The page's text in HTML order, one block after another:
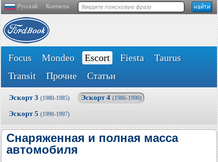
Русский Контакты
Focus Mondeo Escort Fiesta
Taurus
Transit
Прочие Статьи
Эскорт 3 (1980-1985) Эскорт 4 (1986-1990)
Эскорт 5 (1990-1997)
Снаряженная и полная масса
автомобиля